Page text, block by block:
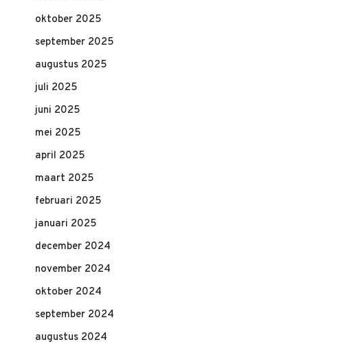
oktober 2025
september 2025
augustus 2025
juli 2025
juni 2025
mei 2025
april 2025
maart 2025
februari 2025
januari 2025
december 2024
november 2024
oktober 2024
september 2024
augustus 2024